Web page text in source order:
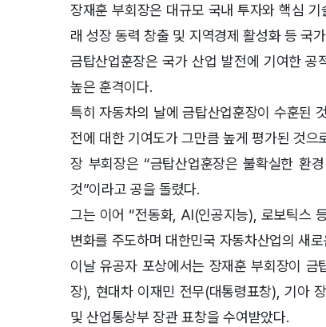
장재훈 부회장은 대규모 국내 투자와 핵심
래 성장 동력 창출 및 지역경제 활성화 등 국
금탑산업훈장은 국가 산업 발전에 기여한
높은 훈격이다.
특히 자동차의 날에 금탑산업훈장이 수훈된
전에 대한 기여도가 그만큼 높게 평가된 것으
장 부회장은 “금탑산업훈장은 불확실한 환
것”이라고 공을 돌렸다.
그는 이어 “전동화, AI(인공지능), 로보틱스
변화를 주도하며 대한민국 자동차산업의 새
이날 유공자 포상에서는 장재훈 부회장이
장), 현대차 이재민 전무(대통령표창), 기아
및 산업통상부 장관 표창을 수여받았다.